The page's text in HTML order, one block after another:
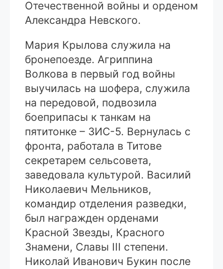
Отечественной войны и орденом
Александра Невского.
Мария Крылова служила на
бронепоезде. Агриппина
Волкова в первый год войны
выучилась на шофера, служила
на передовой, подвозила
боеприпасы к танкам на
пятитонке – ЗИС-5. Вернулась с
фронта, работала в Титове
секретарем сельсовета,
заведовала культурой. Василий
Николаевич Мельников,
командир отделения разведки,
был награжден орденами
Красной Звезды, Красного
Знамени, Славы III степени.
Николай Иванович Букин после